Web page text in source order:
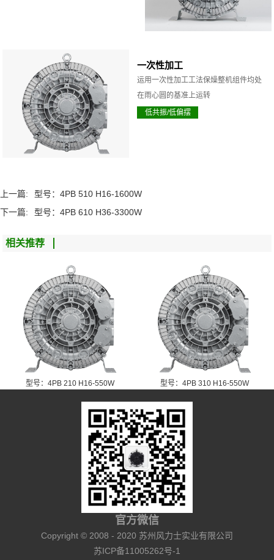
一次性加工
运用一次性加工工法保燥整机组件均处
在雨心圆的基准上运转
低共振/低偏摆
上一篇:
型号：4PB 510 H16-1600W
下一篇:
型号：4PB 610 H36-3300W
相关推荐
型号：4PB 210 H16-550W 型号：4PB 310 H16-550W
官方微信
Copyright © 2008 - 2020 苏州风力士实业有限公司
苏ICP备11005262号-1